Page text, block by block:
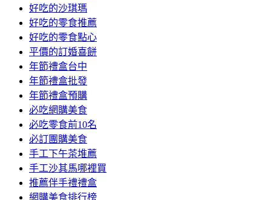
好吃的沙琪瑪
好吃的零食推薦
好吃的零食點心
平價的訂婚喜餅
年節禮盒台中
年節禮盒批發
年節禮盒預購
必吃網購美食
必吃零食前10名
必訂團購美食
手工下午茶堆薦
手工沙其馬哪裡買
推薦伴手禮禮盒
網購美食排行榜